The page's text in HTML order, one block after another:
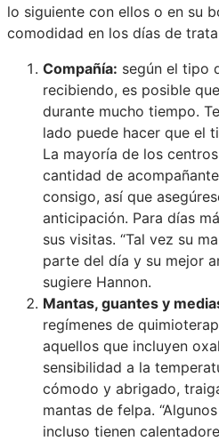
lo siguiente con ellos o en su
comodidad en los días de
Compañía: según el tipo
recibiendo, es posible
durante mucho tiempo.
lado puede hacer que el
La mayoría de los
cantidad de
consigo, así que
anticipación. Para días
sus visitas. “Tal vez su
parte del día y su mejor
sugiere Hannon.
Mantas, guantes y
regímenes de
aquellos que incluyen
sensibilidad a la
cómodo y abrigado,
mantas de felpa.
incluso tienen